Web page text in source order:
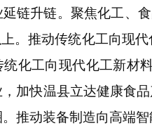
升链。聚焦化工、食
。推动传统化工向现
化工向现代化工新材
加快温县立达健康食
推动装备制造向高端